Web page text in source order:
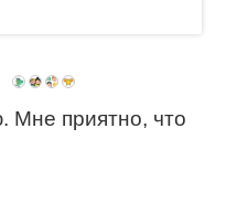
Мне приятно, что